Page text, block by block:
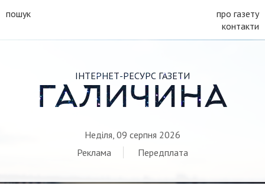
пошук
про газету
контакти
ІНТЕРНЕТ-РЕСУРС ГАЗЕТИ
ГАЛИЧИНА
Неділя, 09 серпня 2026
Реклама
Передплата